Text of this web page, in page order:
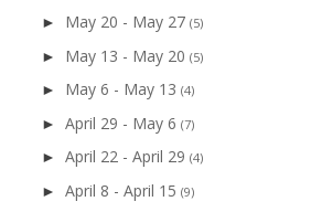
► May 20 - May 27 (5)
► May 13 - May 20 (5)
► May 6 - May 13 (4)
► April 29 - May 6 (7)
► April 22 - April 29 (4)
► April 8 - April 15 (9)